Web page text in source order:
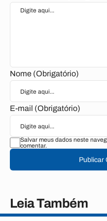
Nome (Obrigatório)
E-mail (Obrigatório)
Salvar meus dados neste
comentar.
Publicar
Leia Também